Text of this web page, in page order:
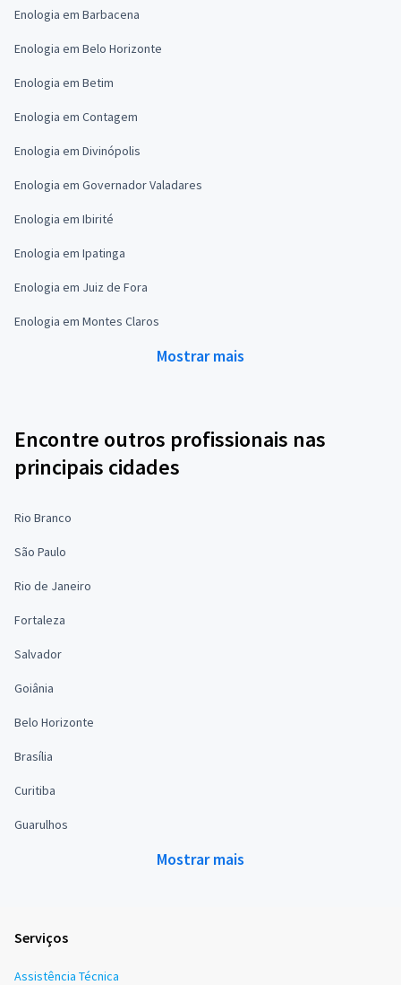
Enologia em Barbacena
Enologia em Belo Horizonte
Enologia em Betim
Enologia em Contagem
Enologia em Divinópolis
Enologia em Governador Valadares
Enologia em Ibirité
Enologia em Ipatinga
Enologia em Juiz de Fora
Enologia em Montes Claros
Mostrar mais
Encontre outros profissionais nas
principais cidades
Rio Branco
São Paulo
Rio de Janeiro
Fortaleza
Salvador
Goiânia
Belo Horizonte
Brasília
Curitiba
Guarulhos
Mostrar mais
Serviços
Assistência Técnica